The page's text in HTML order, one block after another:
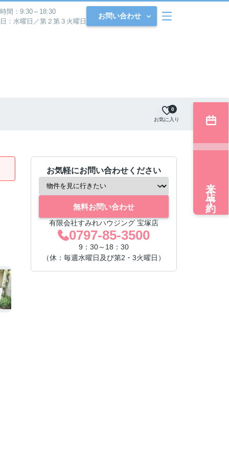
間：9:30～18:30
：水曜日／第２第３火曜日
お問い合わせ
お気に入り
0
お気軽にお問い合わせください
無料お問い合わせ
有限会社すみれハウジング 宝塚店
0797-85-3500
9：30～18：30
（休：毎週水曜日及び第2・3火曜日）
来店予約